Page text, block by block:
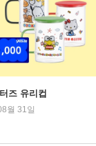
즈 유리컵
월 31일